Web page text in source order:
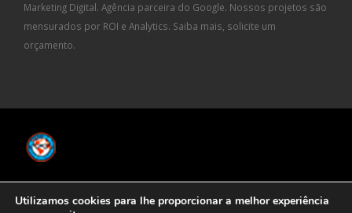
Marketing Digital. Agência parceira do Google. Nossos projetos são
mensurados por ROI e Analytics. Saiba mais, solicite um
orçamento.
Geração Interativa
Utilizamos cookies para lhe proporcionar a melhor experiência